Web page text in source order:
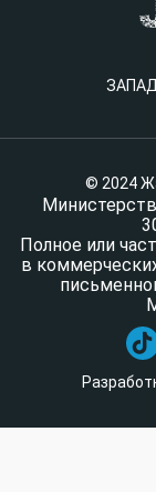
© 2024
Полное или
в